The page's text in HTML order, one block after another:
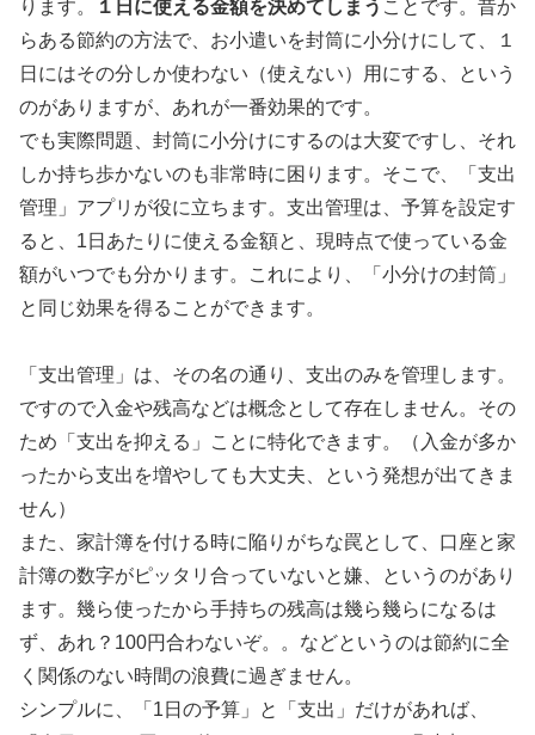
ります。
１日に使える金額を決めてしまう ことです。昔か
らある節約の方法で、お小遣いを封筒に小分けにして、１
日にはその分しか使わない（使えない）用にする、という
のがありますが、あれが一番効果的です。
でも実際問題、封筒に小分けにするのは大変ですし、それ
しか持ち歩かないのも非常時に困ります。そこで、「支出
管理」アプリが役に立ちます。支出管理は、予算を設定す
ると、1日あたりに使える金額と、現時点で使っている金
額がいつでも分かります。これにより、「小分けの封筒」
と同じ効果を得ることができます。
「支出管理」は、その名の通り、支出のみを管理します。
ですので入金や残高などは概念として存在しません。その
ため「支出を抑える」ことに特化できます。（入金が多か
ったから支出を増やしても大丈夫、という発想が出てきま
せん）
また、家計簿を付ける時に陥りがちな罠として、口座と家
計簿の数字がピッタリ合っていないと嫌、というのがあり
ます。幾ら使ったから手持ちの残高は幾ら幾らになるは
ず、あれ？100円合わないぞ。。などというのは節約に全
く関係のない時間の浪費に過ぎません。
シンプルに、「1日の予算」と「支出」だけがあれば、